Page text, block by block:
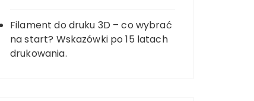
Filament do druku 3D – co wybrać
na start? Wskazówki po 15 latach
drukowania.